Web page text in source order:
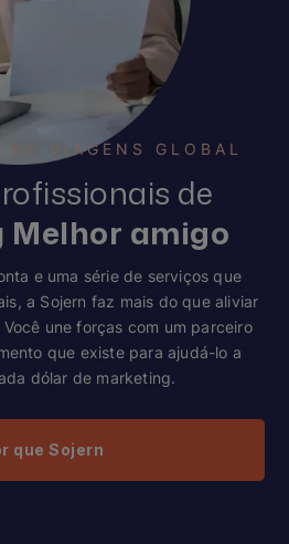
DE VIAGENS GLOBAL
de
Melhor amigo
e uma série de serviços que
a Sojern faz mais do que aliviar
une forças com um parceiro
que existe para ajudá-lo a
dólar de marketing.
que Sojern